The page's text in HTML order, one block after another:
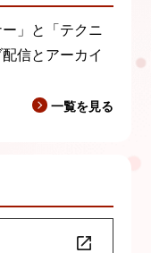
ー」と「テクニ
信とアーカイ
一覧を見る